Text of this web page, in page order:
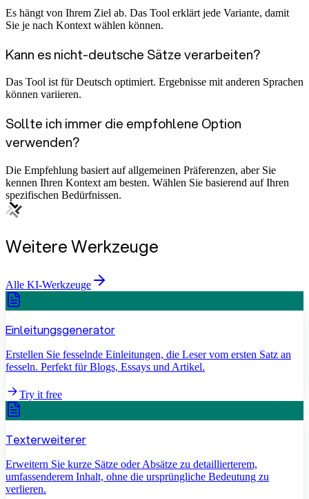
Es hängt von Ihrem Ziel ab. Das Tool erklärt jede Variante, damit
Sie je nach Kontext wählen können.
Kann es nicht-deutsche Sätze verarbeiten?
Das Tool ist für Deutsch optimiert. Ergebnisse mit anderen Sprachen
können variieren.
Sollte ich immer die empfohlene Option
verwenden?
Die Empfehlung basiert auf allgemeinen Präferenzen, aber Sie
kennen Ihren Kontext am besten. Wählen Sie basierend auf Ihren
spezifischen Bedürfnissen.
Weitere Werkzeuge
Alle KI-Werkzeuge
Einleitungsgenerator
Erstellen Sie fesselnde Einleitungen, die Leser vom ersten Satz an
fesseln. Perfekt für Blogs, Essays und Artikel.
Try it free
Texterweiterer
Erweitern Sie kurze Sätze oder Absätze zu detaillierterem,
umfassenderem Inhalt, ohne die ursprüngliche Bedeutung zu
verlieren.